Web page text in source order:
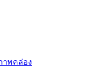
าพคล่อง